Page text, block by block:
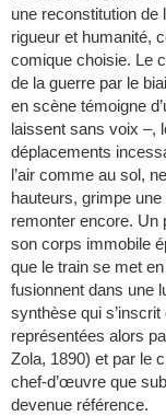
une reconstitution de
rigueur et humanité,
comique choisie. Le
de la guerre par le
en scène témoigne
laissent sans voix –,
déplacements
l’air comme au sol,
hauteurs, grimpe
remonter encore. Un
son corps immobile
que le train se met
fusionnent dans une
synthèse qui
représentées alors
Zola, 1890) et par le
chef-d’œuvre que
devenue référence.